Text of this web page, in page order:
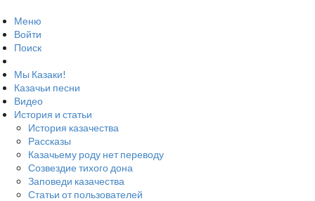
Меню
Войти
Поиск
Мы Казаки!
Казачьи песни
Видео
История и статьи
История казачества
Рассказы
Казачьему роду нет переводу
Созвездие тихого дона
Заповеди казачества
Статьи от пользователей